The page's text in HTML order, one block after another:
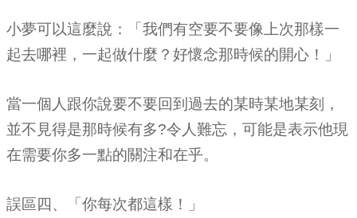
小夢可以這麼說：「我們有空要不要像上次那樣一
起去哪裡，一起做什麼？好懷念那時候的開心！」
當一個人跟你說要不要回到過去的某時某地某刻，
並不見得是那時候有多?令人難忘，可能是表示他現
在需要你多一點的關注和在乎。
誤區四、「你每次都這樣！」